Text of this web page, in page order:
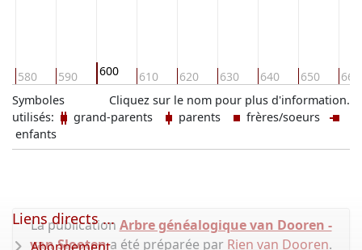
580 590 600 610 620 630 640 650 660
Cliquez sur le nom pour plus d'information.
Symboles
utilisés:
grand-parents parents
frères/soeurs
enfants
La publication Arbre généalogique van Dooren -
van Slootena été préparée par Rien van Dooren.
Liens directs ...